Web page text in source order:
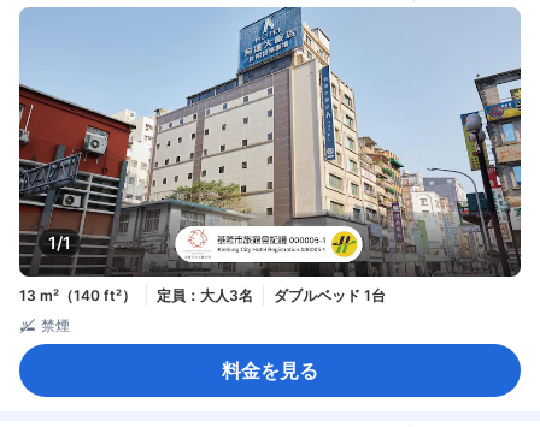
1/1
13 m²（140 ft²） 定員：大人3名
ダブルベッド 1台
禁煙
料金を見る